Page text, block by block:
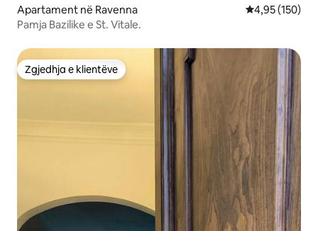
Apartament në Ravenna Vlerësimi
4,95 (150)
Pamja Bazilike e St. Vitale.
Zgjedhja e klientëve
Zgjedhja e klientëve